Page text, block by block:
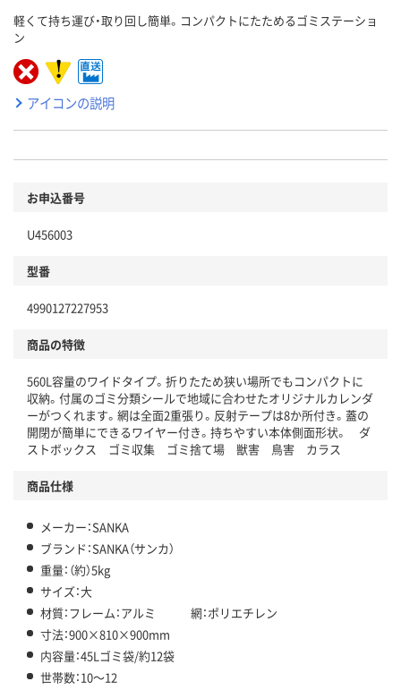
軽くて持ち運び・取り回し簡単。コンパクトにたためるゴミステーショ
ン
アイコンの説明
お申込番号
U456003
型番
4990127227953
商品の特徴
560L容量のワイドタイプ。折りたため狭い場所でもコンパクトに
収納。付属のゴミ分類シールで地域に合わせたオリジナルカレンダ
ーがつくれます。網は全面2重張り。反射テープは8か所付き。蓋の
開閉が簡単にできるワイヤー付き。持ちやすい本体側面形状。 ダ
ストボックス ゴミ収集 ゴミ捨て場 獣害 鳥害 カラス
商品仕様
メーカー：SANKA
ブランド：SANKA（サンカ）
重量：（約）5kg
サイズ：大
材質：フレーム：アルミ 網：ポリエチレン
寸法：900×810×900mm
内容量：45Lゴミ袋/約12袋
世帯数：10～12